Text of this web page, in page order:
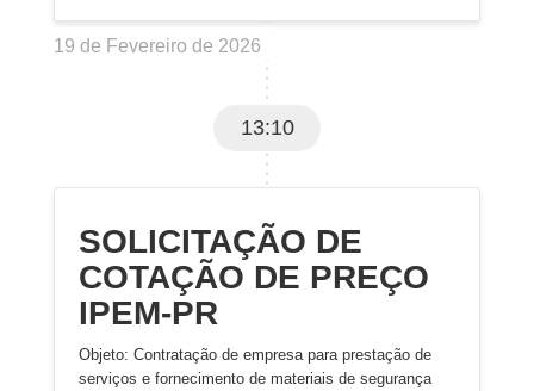
19 de Fevereiro de 2026
13:10
SOLICITAÇÃO DE
COTAÇÃO DE PREÇO
IPEM-PR
Objeto: Contratação de empresa para prestação de
serviços e fornecimento de materiais de segurança